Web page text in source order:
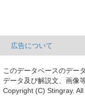
広告について
このデータベースのデー
データ及び解説文、画像
Copyright (C) Stingray. All